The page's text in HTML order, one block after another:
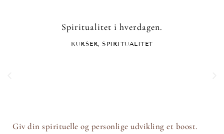
Spiritualitet i hverdagen.
KURSER ,SPIRITUALITET
Giv din spirituelle og personlige udvikling et boost.